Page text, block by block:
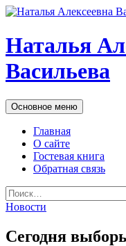
Наталья
Васильева
Поиск
Основное меню Перейти
к
Главная
О сайте
Гостевая книга
Обратная связь
Найти:
Новости
Сегодня